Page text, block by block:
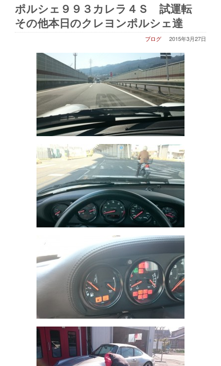
ポルシェ９９３カレラ４Ｓ 試運転
その他本日のクレヨンポルシェ達
2015年3月27日
ブログ